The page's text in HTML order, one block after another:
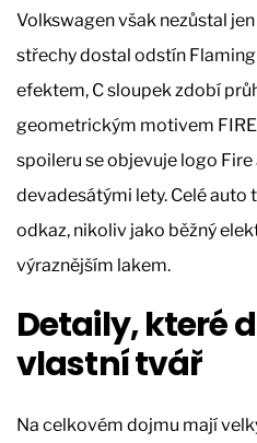
Volkswagen však nezůstal
střechy dostal odstín Flaming
efektem, C sloupek zdobí
geometrickým motivem
spoileru se objevuje logo
devadesátými lety. Celé
odkaz, nikoliv jako běžný
výraznějším lakem.
Detaily, které
vlastní tvář
Na celkovém dojmu mají